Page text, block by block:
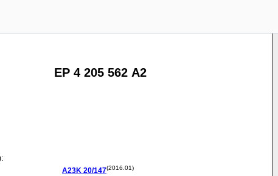
EP 4 205 562 A2
A23K 20/147(2016.01)